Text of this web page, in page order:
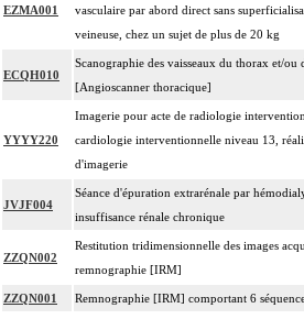
EZMA001
vasculaire par abord direct sans
veineuse, chez un sujet de plus de 20 kg
ECQH010
Scanographie des vaisseaux du thorax et/ou
[Angioscanner thoracique]
YYYY220
Imagerie pour acte de radiologie
cardiologie interventionnelle niveau 13,
d'imagerie
JVJF004
Séance d'épuration extrarénale par
insuffisance rénale chronique
ZZQN002
Restitution tridimensionnelle des images
remnographie [IRM]
ZZQN001 Remnographie [IRM] comportant 6